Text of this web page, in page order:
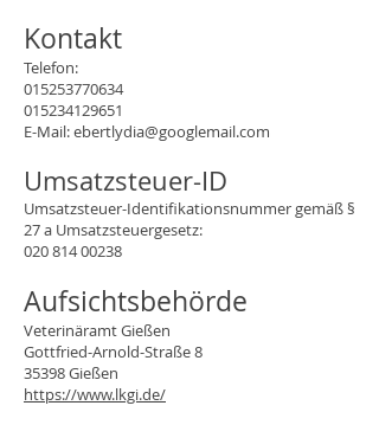
Kontakt
Telefon:
015253770634
015234129651
E-Mail: ebertlydia@googlemail.com
Umsatzsteuer-ID
Umsatzsteuer-Identifikationsnummer gemäß §
27 a Umsatzsteuergesetz:
020 814 00238
Aufsichtsbehörde
Veterinäramt Gießen
Gottfried-Arnold-Straße 8
35398 Gießen
https://www.lkgi.de/